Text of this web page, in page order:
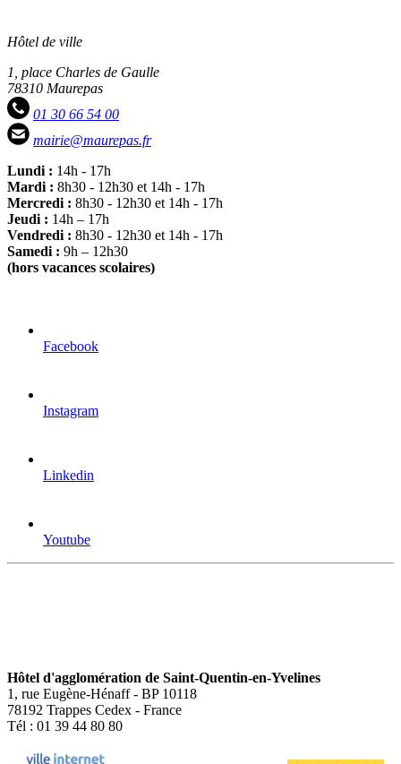
Hôtel de ville
1, place Charles de Gaulle
78310 Maurepas
01 30 66 54 00
mairie@maurepas.fr
Lundi : 14h - 17h
Mardi : 8h30 - 12h30 et 14h - 17h
Mercredi : 8h30 - 12h30 et 14h - 17h
Jeudi : 14h – 17h
Vendredi : 8h30 - 12h30 et 14h - 17h
Samedi : 9h – 12h30
(hors vacances scolaires)
Facebook
Instagram
Linkedin
Youtube
Hôtel d'agglomération de Saint-Quentin-en-Yvelines
1, rue Eugène-Hénaff - BP 10118
78192 Trappes Cedex - France
Tél : 01 39 44 80 80